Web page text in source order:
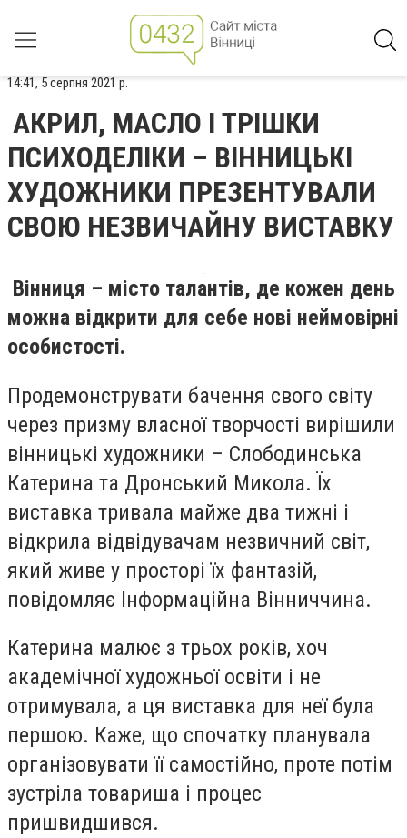
14:41, 5 серпня 2021 р.
АКРИЛ, МАСЛО І ТРІШКИ
ПСИХОДЕЛІКИ – ВІННИЦЬКІ
ХУДОЖНИКИ ПРЕЗЕНТУВАЛИ
СВОЮ НЕЗВИЧАЙНУ ВИСТАВКУ
Вінниця – місто талантів, де кожен день
можна відкрити для себе нові неймовірні
особистості.
Продемонструвати бачення свого світу
через призму власної творчості вирішили
вінницькі художники – Слободинська
Катерина та Дронський Микола. Їх
виставка тривала майже два тижні і
відкрила відвідувачам незвичний світ,
який живе у просторі їх фантазій,
повідомляє Інформаційна Вінниччина.
Катерина малює з трьох років, хоч
академічної художньої освіти і не
отримувала, а ця виставка для неї була
першою. Каже, що спочатку планувала
організовувати її самостійно, проте потім
зустріла товариша і процес
пришвидшився.